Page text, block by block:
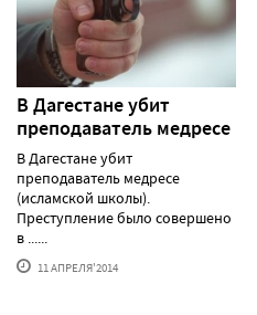
В Дагестане убит
преподаватель медресе
В Дагестане убит
преподаватель медресе
(исламской школы).
Преступление было совершено
в ......
11 АПРЕЛЯ'2014